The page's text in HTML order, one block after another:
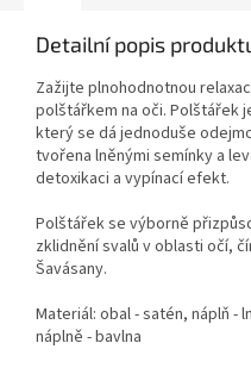
Detailní popis
Zažijte plnohodnotnou
polštářkem na oči. Polštářek
který se dá jednoduše
tvořena lněnými semínky a
detoxikaci a vypínací efekt.
Polštářek se výborně
zklidnění svalů v oblasti očí,
Šavásany.
Materiál: obal - satén, náplň -
náplně - bavlna